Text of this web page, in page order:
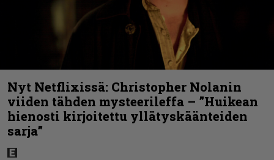
Nyt Netflixissä: Christopher Nolanin
viiden tähden mysteerileffa – ”Huikean
hienosti kirjoitettu yllätyskäänteiden
sarja”